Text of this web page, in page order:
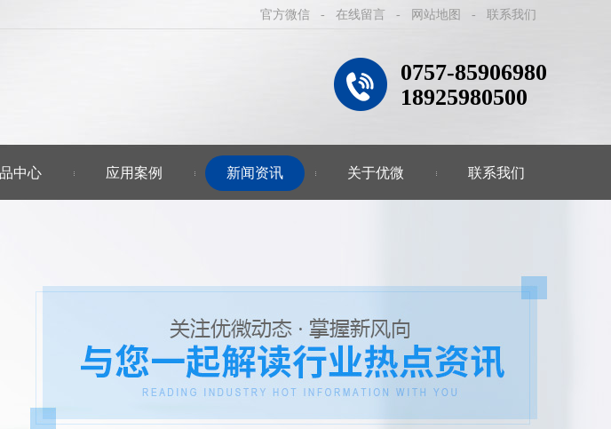
官方微信 - 在线留言 - 网站地图 - 联系我们
0757-85906980
18925980500
中心 应用案例 新闻资讯 关于优微 联系我们